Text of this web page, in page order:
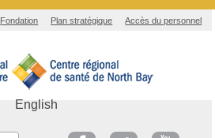
Fondation Plan stratégique Accès du personnel
English